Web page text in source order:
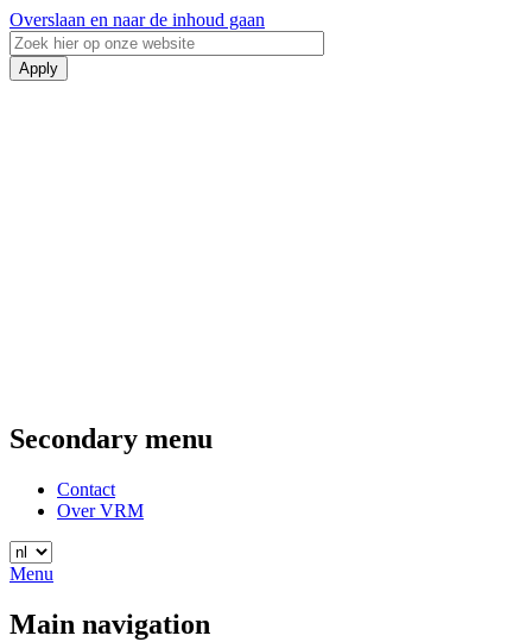
Overslaan en naar de inhoud gaan
Secondary menu
Contact
Over VRM
Menu
Main navigation